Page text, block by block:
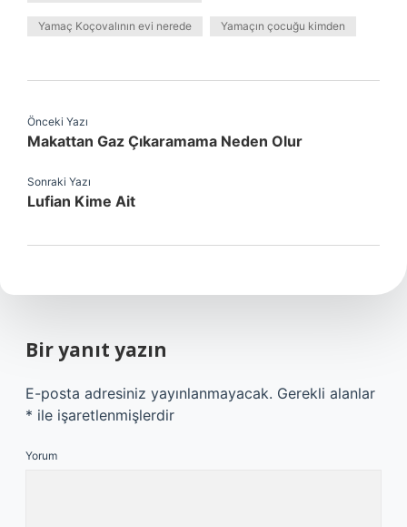
Yamaç Koçovalının evi nerede Yamaçın çocuğu kimden
Önceki Yazı
Makattan Gaz Çıkaramama Neden Olur
Sonraki Yazı
Lufian Kime Ait
Bir yanıt yazın
E-posta adresiniz yayınlanmayacak. Gerekli alanlar
* ile işaretlenmişlerdir
Yorum